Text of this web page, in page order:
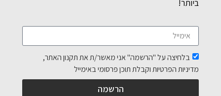
ביותר!
בלחיצה על "הרשמה" אני מאשר/ת את תקנון האתר,
מדיניות הפרטיות וקבלת תוכן פרסומי באימייל
הרשמה